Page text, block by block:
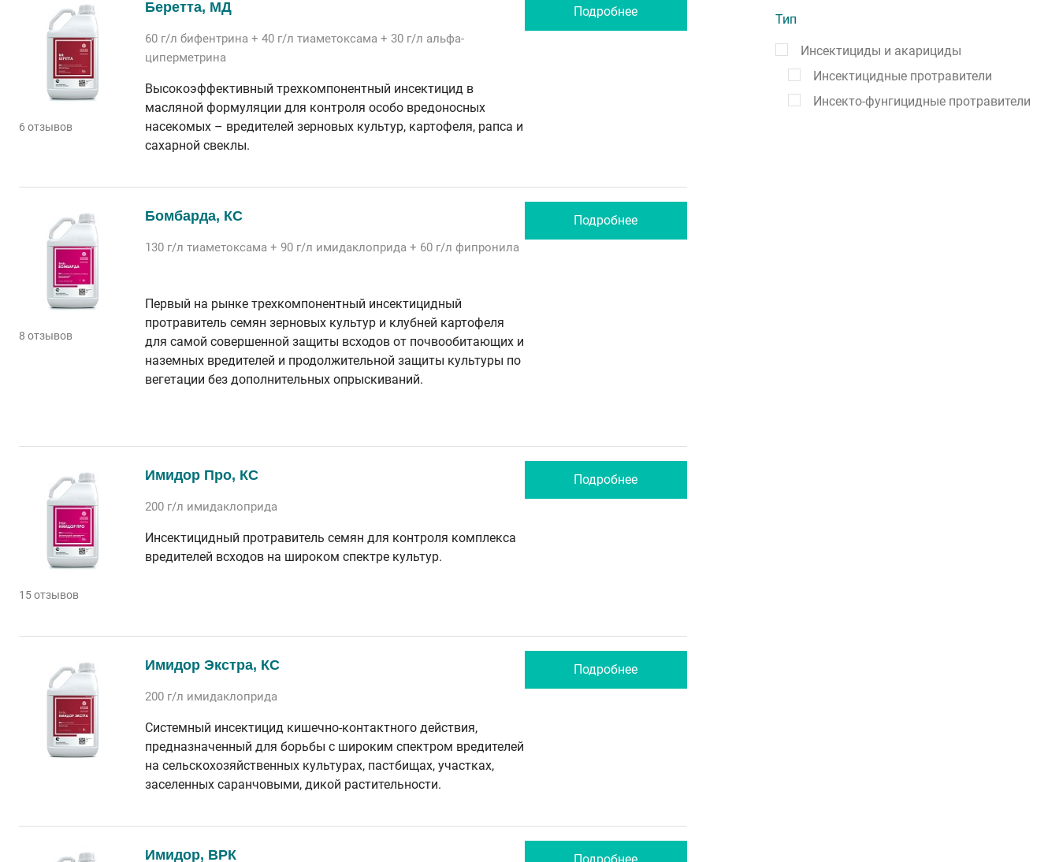
6 отзывов
Беретта, МД
60 г/л бифентрина + 40 г/л тиаметоксама + 30 г/л альфа-
циперметрина
Высокоэффективный трехкомпонентный инсектицид в
масляной формуляции для контроля особо вредоносных
насекомых – вредителей зерновых культур, картофеля, рапса и
сахарной свеклы.
Подробнее
8 отзывов
Бомбарда, КС
130 г/л тиаметоксама + 90 г/л имидаклоприда + 60 г/л фипронила
Первый на рынке трехкомпонентный инсектицидный
протравитель семян зерновых культур и клубней картофеля
для самой совершенной защиты всходов от почвообитающих и
наземных вредителей и продолжительной защиты культуры по
вегетации без дополнительных опрыскиваний.
Подробнее
15 отзывов
Имидор Про, КС
200 г/л имидаклоприда
Инсектицидный протравитель семян для контроля комплекса
вредителей всходов на широком спектре культур.
Подробнее
Имидор Экстра, КС
200 г/л имидаклоприда
Системный инсектицид кишечно-контактного действия,
предназначенный для борьбы с широким спектром вредителей
на сельскохозяйственных культурах, пастбищах, участках,
заселенных саранчовыми, дикой растительности.
Подробнее
Имидор, ВРК
Тип
Инсектициды и акарициды
Инсектицидные протравители
Инсекто-фунгицидные протравители